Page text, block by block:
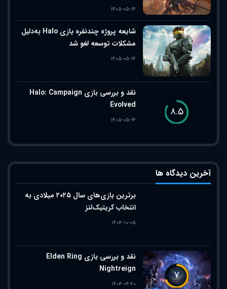
۱۴۰۵-۰۵-۱۴
شایعه پروژه چندنفره بازی Halo به‌دلیل
مشکلات توسعه لغو شد
۱۴۰۵-۰۵-۱۴
۸.۵
نقد و بررسی بازی Halo: Campaign
Evolved
۱۴۰۵-۰۵-۱۴
آخرین دیدگاه ها
برترین بازی‌های سال ۲۰۲۵ میلادی به
انتخاب کریتیک‌لنز
۱۴۰۴-۱۰-۰۵
۷
نقد و بررسی بازی Elden Ring
Nightreign
۱۴۰۴-۰۴-۲۰